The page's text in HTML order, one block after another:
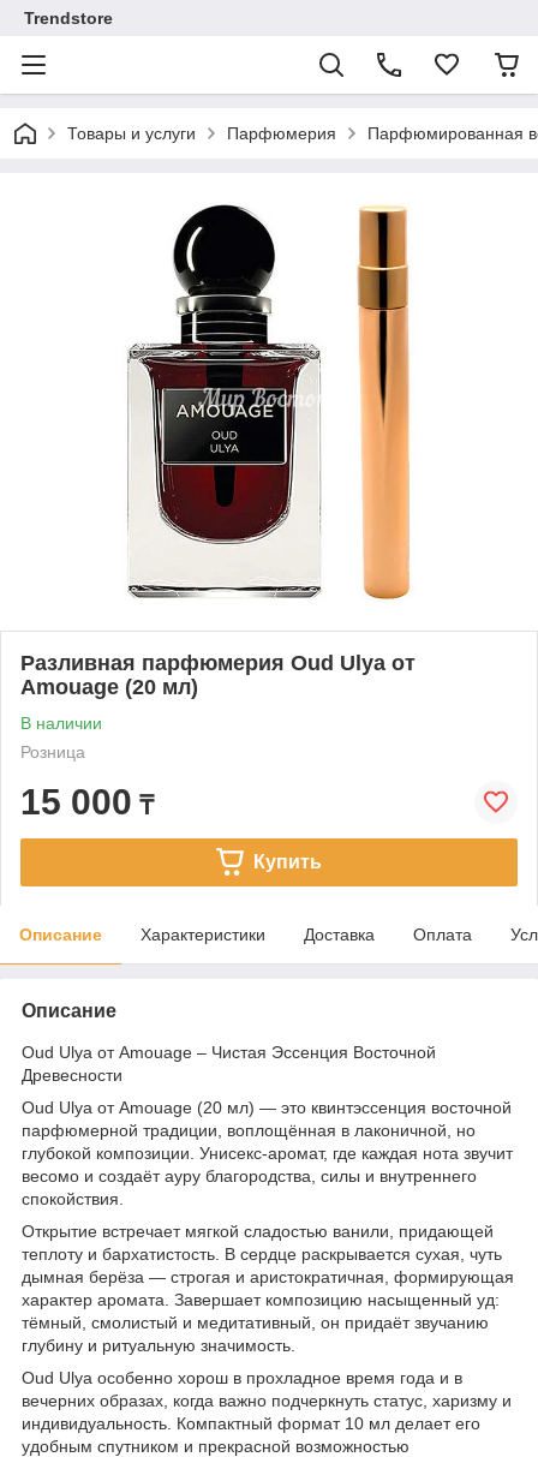
Trendstore
Товары и услуги Парфюмерия Парфюмированная
Разливная парфюмерия Oud Ulya от
Amouage (20 мл)
В наличии
Розница
15 000 ₸
Купить
Описание Характеристики Доставка Оплата
Описание
Oud Ulya от Amouage – Чистая Эссенция Восточной
Древесности
Oud Ulya от Amouage (20 мл) — это квинтэссенция восточной
парфюмерной традиции, воплощённая в лаконичной, но
глубокой композиции. Унисекс-аромат, где каждая нота звучит
весомо и создаёт ауру благородства, силы и внутреннего
спокойствия.
Открытие встречает мягкой сладостью ванили, придающей
теплоту и бархатистость. В сердце раскрывается сухая, чуть
дымная берёза — строгая и аристократичная, формирующая
характер аромата. Завершает композицию насыщенный уд:
тёмный, смолистый и медитативный, он придаёт звучанию
глубину и ритуальную значимость.
Oud Ulya особенно хорош в прохладное время года и в
вечерних образах, когда важно подчеркнуть статус, харизму и
индивидуальность. Компактный формат 10 мл делает его
удобным спутником и прекрасной возможностью